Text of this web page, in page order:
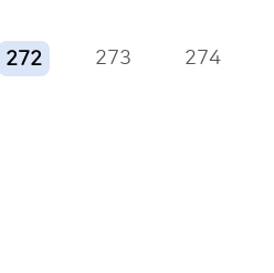
272 273 274